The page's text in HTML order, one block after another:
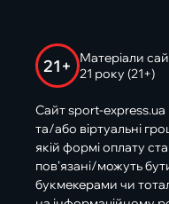
21+
Матеріали
21 року (21+)
Сайт sport-express.ua
та/або віртуальні
якій формі оплату
пов’язані/можуть
букмекерами чи